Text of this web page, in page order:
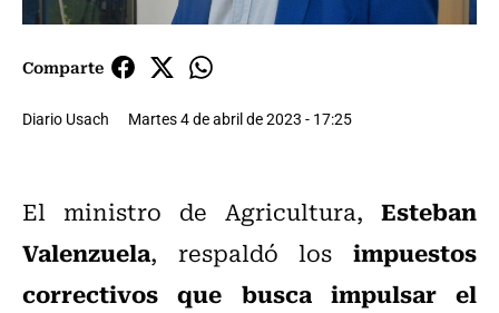
Comparte
Diario Usach Martes 4 de abril de 2023 - 17:25
El ministro de Agricultura, Esteban
Valenzuela, respaldó los impuestos
correctivos que busca impulsar el